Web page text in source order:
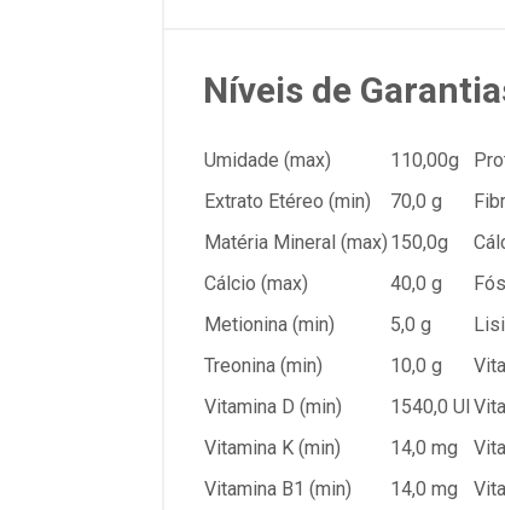
Níveis de
Umidade (max) 110,00g
Extrato Etéreo (min)
70,0 g
Matéria Mineral (max) 150,0g
Cálcio (max)
40,0 g
Metionina (min)
5,0 g
Treonina (min)
10,0 g
Vitamina D (min)
1540,0 UI
Vitamina K (min)
14,0 mg
Vitamina B1 (min)
14,0 mg